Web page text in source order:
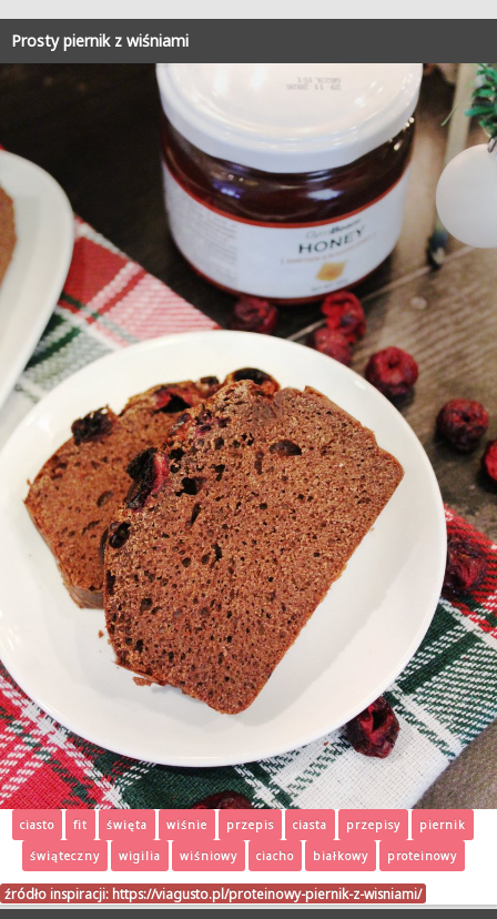
Prosty piernik z wiśniami
ciasto fit święta wiśnie przepis ciasta przepisy
piernik
świąteczny
wigilia wiśniowy ciacho białkowy proteinowy
źródło inspiracji: https://viagusto.pl/proteinowy-piernik-z-wisniami/